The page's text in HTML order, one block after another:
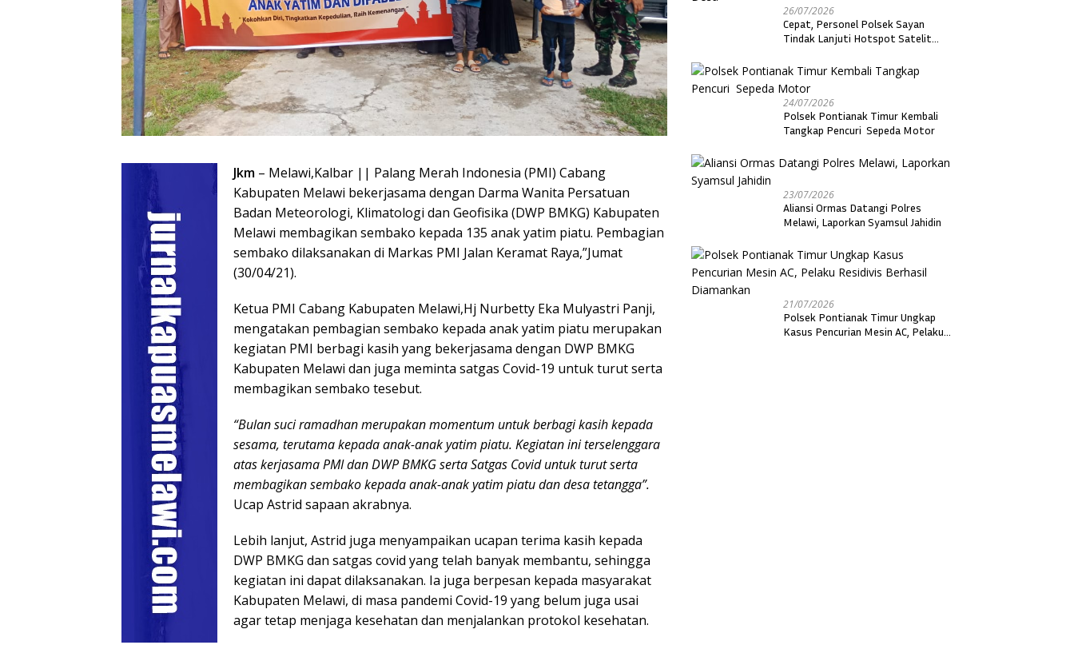
Jkm – Melawi,Kalbar || Palang Merah Indonesia (PMI) Cabang
Kabupaten Melawi bekerjasama dengan Darma Wanita Persatuan
Badan Meteorologi, Klimatologi dan Geofisika (DWP BMKG) Kabupaten
Melawi membagikan sembako kepada 135 anak yatim piatu. Pembagian
sembako dilaksanakan di Markas PMI Jalan Keramat Raya,”Jumat
(30/04/21).
Ketua PMI Cabang Kabupaten Melawi,Hj Nurbetty Eka Mulyastri Panji,
mengatakan pembagian sembako kepada anak yatim piatu merupakan
kegiatan PMI berbagi kasih yang bekerjasama dengan DWP BMKG
Kabupaten Melawi dan juga meminta satgas Covid-19 untuk turut serta
membagikan sembako tesebut.
“Bulan suci ramadhan merupakan momentum untuk berbagi kasih kepada
sesama, terutama kepada anak-anak yatim piatu. Kegiatan ini terselenggara
atas kerjasama PMI dan DWP BMKG serta Satgas Covid untuk turut serta
membagikan sembako kepada anak-anak yatim piatu dan desa tetangga”.
Ucap Astrid sapaan akrabnya.
Lebih lanjut, Astrid juga menyampaikan ucapan terima kasih kepada
DWP BMKG dan satgas covid yang telah banyak membantu, sehingga
kegiatan ini dapat dilaksanakan. Ia juga berpesan kepada masyarakat
Kabupaten Melawi, di masa pandemi Covid-19 yang belum juga usai
agar tetap menjaga kesehatan dan menjalankan protokol kesehatan.
26/07/2026
Cepat, Personel Polsek Sayan
Tindak Lanjuti Hotspot Satelit
24/07/2026
Polsek Pontianak Timur Kembali
Tangkap Pencuri Sepeda Motor
23/07/2026
Aliansi Ormas Datangi Polres
Melawi, Laporkan Syamsul Jahidin
21/07/2026
Polsek Pontianak Timur Ungkap
Kasus Pencurian Mesin AC, Pelaku